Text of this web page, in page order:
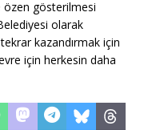
özen gösterilmesi
olarak
kazandırmak için
için herkesin daha